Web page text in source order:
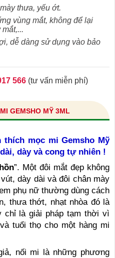
thưa, yếu ớt.
vùng mắt, không để lại
dễ dàng sử dụng vào bảo
566 (tư vấn miễn phí)
GEMSHO MỸ 3ML
mọc mi Gemsho Mỹ
dày và cong tự nhiên !
”. Một đôi mắt đẹp không
dày dài và đôi chân mày
phụ nữ thường dùng cách
thưa thớt, nhạt nhòa đó là
chỉ là giải pháp tạm thời vì
tuổi thọ cho một hàng mi
nối mi là những phương